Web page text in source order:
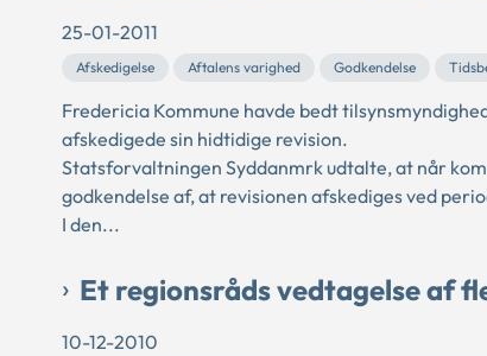
25-01-2011
Afskedigelse Aftalens varighed Godkendelse
Fredericia Kommune havde bedt
afskedigede sin hidtidige revision.
Statsforvaltningen Syddanmrk udtalte, at når
godkendelse af, at revisionen afskediges ved
I den...
Et regionsråds vedtagelse af
10-12-2010